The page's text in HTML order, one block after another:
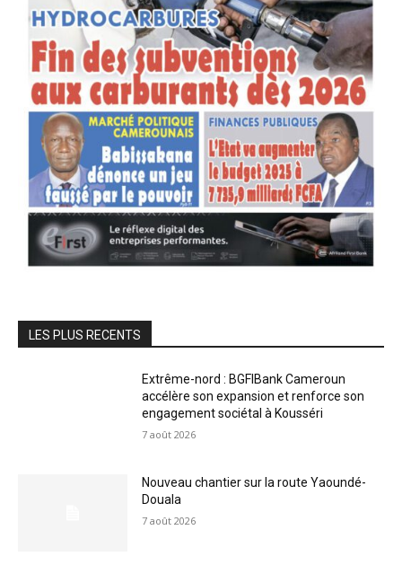
LES PLUS RECENTS
Extrême-nord : BGFIBank Cameroun
accélère son expansion et renforce son
engagement sociétal à Kousséri
7 août 2026
Nouveau chantier sur la route Yaoundé-
Douala
7 août 2026